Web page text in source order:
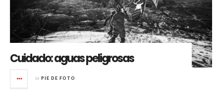
Cuidado: aguas peligrosas
in PIE DE FOTO